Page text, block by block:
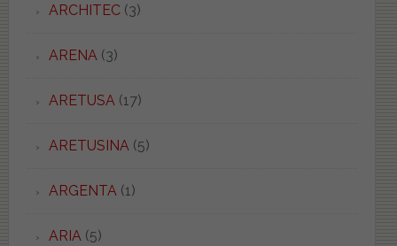
ARCHITEC(3)
ARENA (3)
ARETUSA (17)
ARETUSINA (5)
ARGENTA (1)
ARIA (5)